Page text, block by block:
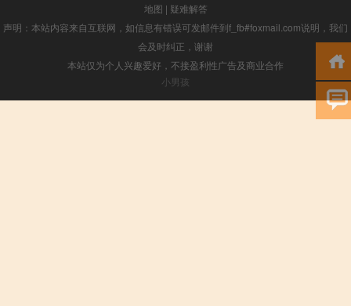
地图 | 疑难解答
声明：本站内容来自互联网，如信息有错误可发邮件到f_fb#foxmail.com说明，我们
会及时纠正，谢谢
本站仅为个人兴趣爱好，不接盈利性广告及商业合作
小男孩